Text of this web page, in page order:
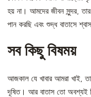
হয় না। আমদের জীবন সুন্দর, তার
পান করছি এবং শুদ্ধ বাতাসে
সব কিছু বিষময়
আজকাল যে খাবার আমরা খাই,
দূষিত। আর বাতাস তো অবশ্যই